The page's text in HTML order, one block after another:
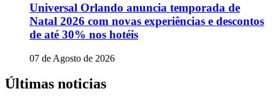
Universal Orlando anuncia temporada de
Natal 2026 com novas experiências e descontos
de até 30% nos hotéis
07 de Agosto de 2026
Últimas noticias